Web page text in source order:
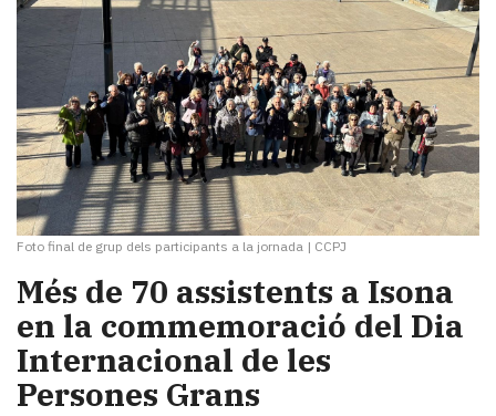
Foto final de grup dels participants a la jornada | CCPJ
Més de 70 assistents a Isona
en la commemoració del Dia
Internacional de les
Persones Grans